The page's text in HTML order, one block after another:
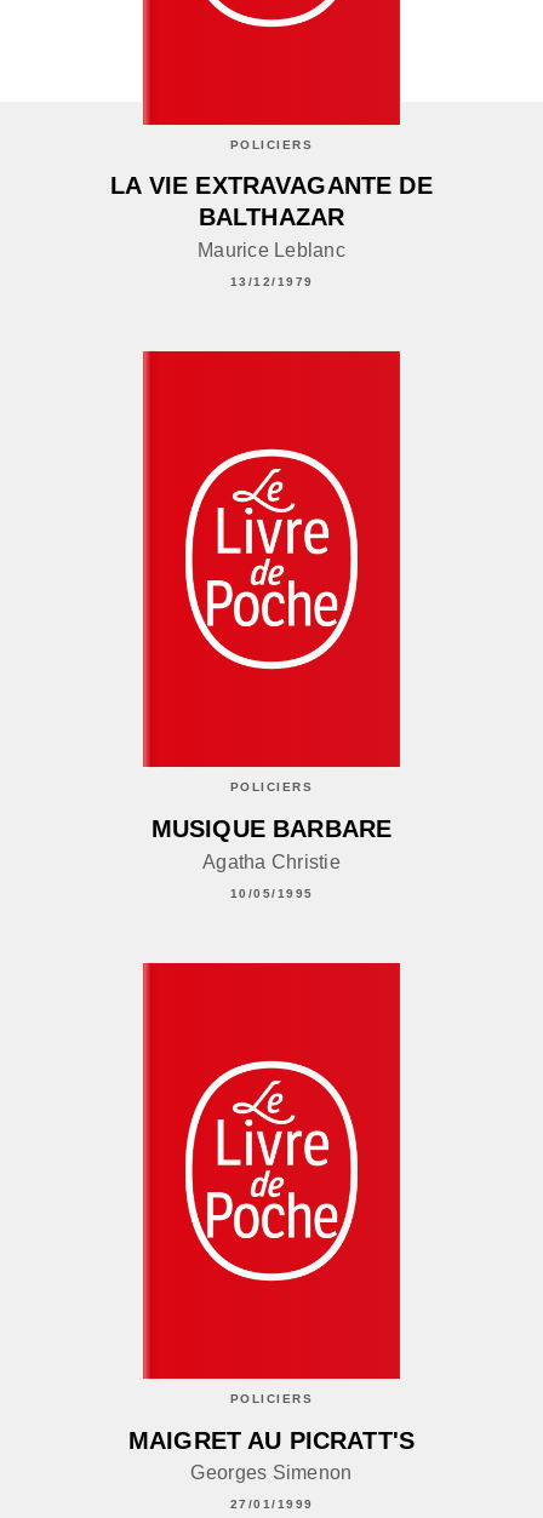
POLICIERS
LA VIE EXTRAVAGANTE DE
BALTHAZAR
Maurice Leblanc
13/12/1979
POLICIERS
MUSIQUE BARBARE
Agatha Christie
10/05/1995
POLICIERS
MAIGRET AU PICRATT'S
Georges Simenon
27/01/1999